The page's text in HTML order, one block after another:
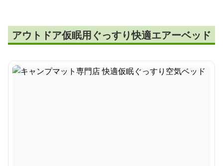
アウトドア仮眠用ぐっすり快適エアーベッド